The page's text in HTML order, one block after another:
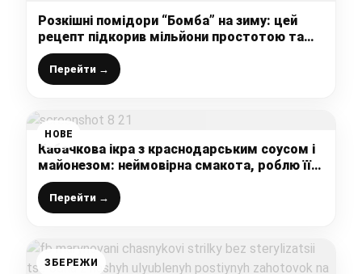
Розкішні помідори “Бомба” на зиму: цей
рецепт підкорив мільйони простотою та
смаком, без стерилізації, без зелені та
прянощів
Перейти →
НОВЕ
Кабачкова ікра з краснодарським соусом і
майонезом: неймовірна смакота, роблю її
побільше
Перейти →
ЗБЕРЕЖИ